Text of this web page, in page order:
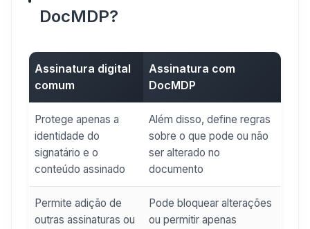
DocMDP?
Assinatura digital
comum
Assinatura com
DocMDP
Protege apenas a
identidade do
signatário e o
conteúdo assinado
Além disso, define regras
sobre o que pode ou não
ser alterado no
documento
Permite adição de
outras assinaturas ou
Pode bloquear alterações
ou permitir apenas